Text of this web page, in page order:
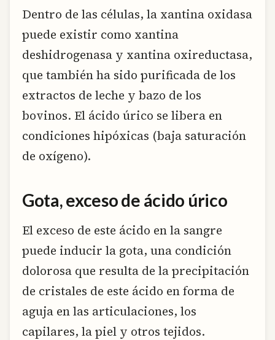
Dentro de las células, la xantina oxidasa
puede existir como xantina
deshidrogenasa y xantina oxireductasa,
que también ha sido purificada de los
extractos de leche y bazo de los
bovinos. El ácido úrico se libera en
condiciones hipóxicas (baja saturación
de oxígeno).
Gota, exceso de ácido úrico
El exceso de este ácido en la sangre
puede inducir la gota, una condición
dolorosa que resulta de la precipitación
de cristales de este ácido en forma de
aguja en las articulaciones, los
capilares, la piel y otros tejidos.